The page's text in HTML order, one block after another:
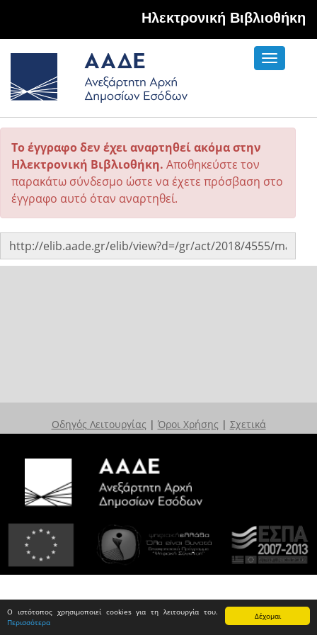
Δέχομαι
Ο ιστότοπος χρησιμοποιεί cookies για τη λειτουργία του.
Περισσότερα
Hλεκτρονική Βιβλιοθήκη
Toggle
Το έγγραφο δεν έχει αναρτηθεί ακόμα στην
Ηλεκτρονική Βιβλιοθήκη. Αποθηκεύστε τον
παρακάτω σύνδεσμο ώστε να έχετε πρόσβαση στο
έγγραφο αυτό όταν αναρτηθεί.
Οδηγός Λειτουργίας | Όροι Χρήσης | Σχετικά